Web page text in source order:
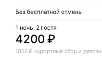
Без бесплатной отмены
4200 ₽
1 ночь, 2 гостя
1000 ₽ курортный сбор и